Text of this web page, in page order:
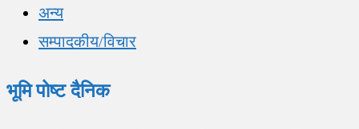
अन्य
सम्पादकीय/विचार
भूमि पोष्ट दैनिक